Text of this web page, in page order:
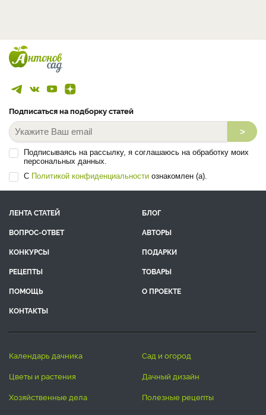
Подписаться на подборку статей
>
Подписываясь на рассылку, я соглашаюсь на обработку моих
персональных данных.
С Политикой конфиденциальности ознакомлен (а).
ЛЕНТА СТАТЕЙ
БЛОГ
ВОПРОС-ОТВЕТ
АВТОРЫ
КОНКУРСЫ
ПОДАРКИ
РЕЦЕПТЫ
ТОВАРЫ
ПОМОЩЬ
О ПРОЕКТЕ
КОНТАКТЫ
календарь дачника
сад и огород
цветы и растения
дачный дизайн
хозяйственные дела
полезные рецепты